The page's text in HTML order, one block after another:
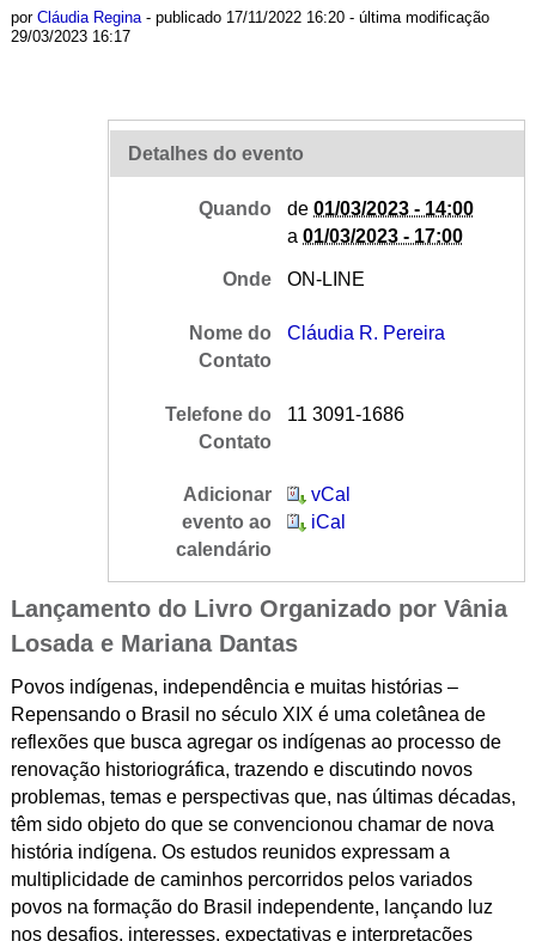
por Cláudia Regina - publicado17/11/2022 16:20 - última modificação
29/03/2023 16:17
Detalhes do evento
Quando de01/03/2023 - 14:00
a01/03/2023 - 17:00
Onde ON-LINE
Nome do
Contato
Cláudia R. Pereira
Telefone do
Contato
11 3091-1686
Adicionar
evento ao
calendário
vCal
iCal
Lançamento do Livro Organizado por Vânia
Losada e Mariana Dantas
Povos indígenas, independência e muitas histórias –
Repensando o Brasil no século XIX é uma coletânea de
reflexões que busca agregar os indígenas ao processo de
renovação historiográfica, trazendo e discutindo novos
problemas, temas e perspectivas que, nas últimas décadas,
têm sido objeto do que se convencionou chamar de nova
história indígena. Os estudos reunidos expressam a
multiplicidade de caminhos percorridos pelos variados
povos na formação do Brasil independente, lançando luz
nos desafios, interesses, expectativas e interpretações